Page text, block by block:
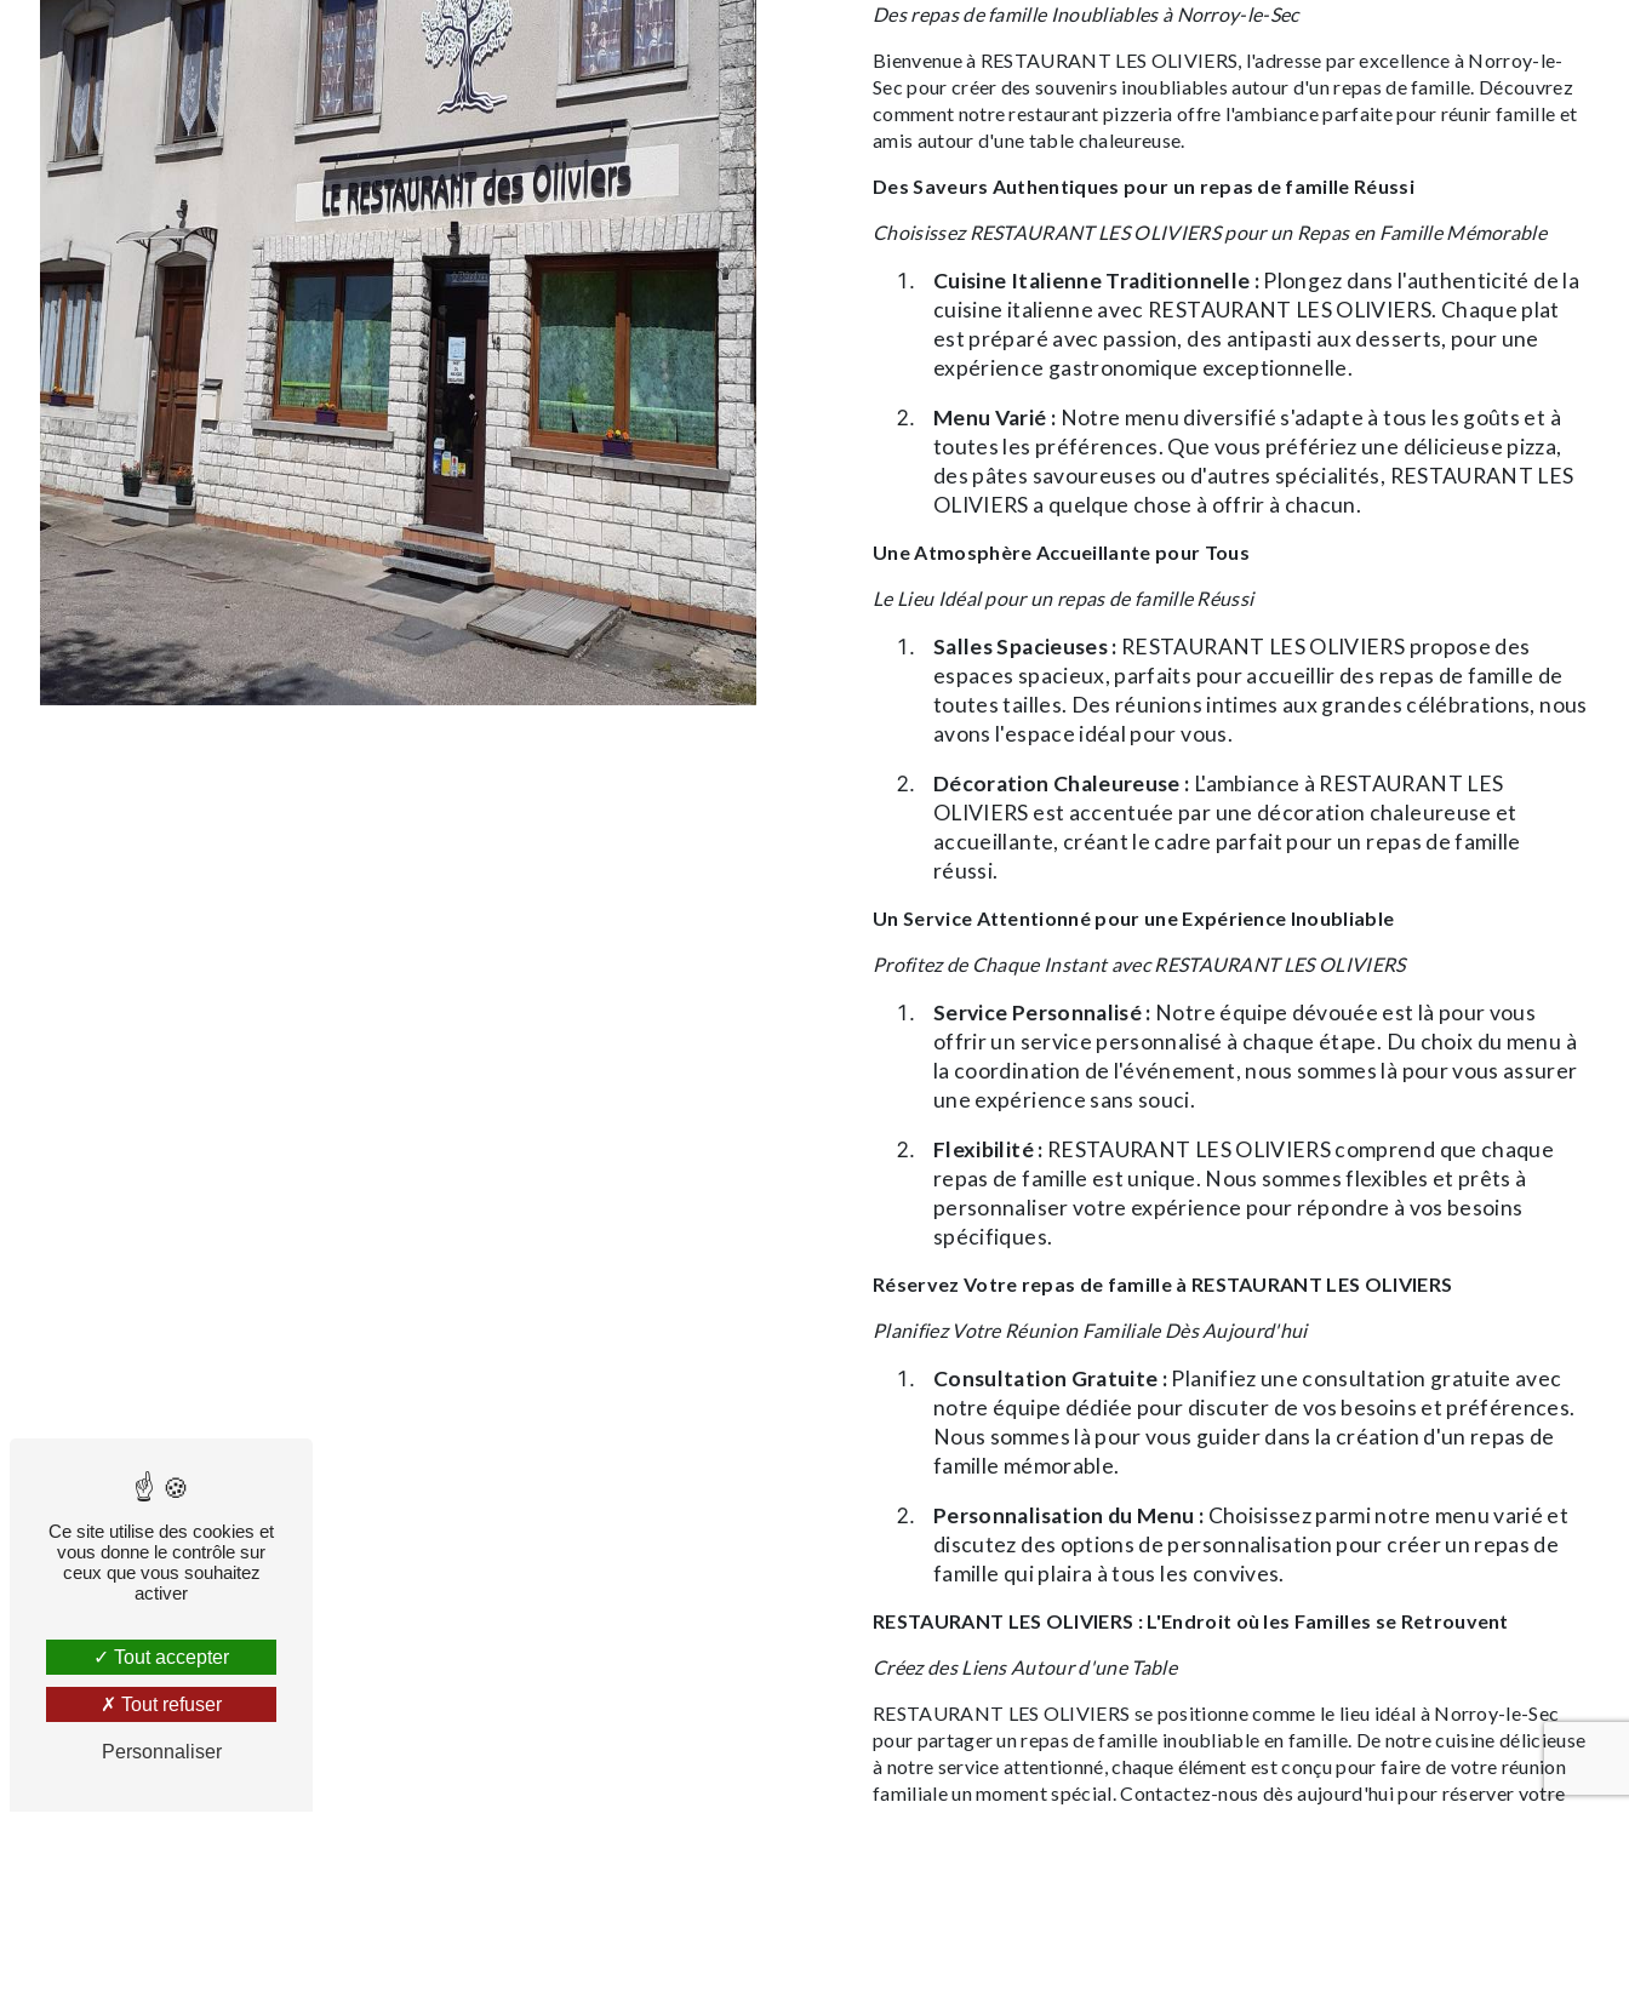
Des repas de famille Inoubliables à Norroy-le-Sec
Bienvenue à RESTAURANT LES OLIVIERS, l'adresse par excellence à Norroy-le-
Sec pour créer des souvenirs inoubliables autour d'un repas de famille. Découvrez
comment notre restaurant pizzeria offre l'ambiance parfaite pour réunir famille et
amis autour d'une table chaleureuse.
Des Saveurs Authentiques pour un repas de famille Réussi
Choisissez RESTAURANT LES OLIVIERS pour un Repas en Famille Mémorable
Cuisine Italienne Traditionnelle :Plongez dans l'authenticité de la
cuisine italienne avec RESTAURANT LES OLIVIERS. Chaque plat
est préparé avec passion, des antipasti aux desserts, pour une
expérience gastronomique exceptionnelle.
Menu Varié : Notre menu diversifié s'adapte à tous les goûts et à
toutes les préférences. Que vous préfériez une délicieuse pizza,
des pâtes savoureuses ou d'autres spécialités, RESTAURANT LES
OLIVIERS a quelque chose à offrir à chacun.
Une Atmosphère Accueillante pour Tous
Le Lieu Idéal pour un repas de famille Réussi
Salles Spacieuses : RESTAURANT LES OLIVIERS propose des
espaces spacieux, parfaits pour accueillir des repas de famille de
toutes tailles. Des réunions intimes aux grandes célébrations, nous
avons l'espace idéal pour vous.
Décoration Chaleureuse : L'ambiance à RESTAURANT LES
OLIVIERS est accentuée par une décoration chaleureuse et
accueillante, créant le cadre parfait pour un repas de famille
réussi.
Un Service Attentionné pour une Expérience Inoubliable
Profitez de Chaque Instant avec RESTAURANT LES OLIVIERS
Service Personnalisé : Notre équipe dévouée est là pour vous
offrir un service personnalisé à chaque étape. Du choix du menu à
la coordination de l'événement, nous sommes là pour vous assurer
une expérience sans souci.
Flexibilité : RESTAURANT LES OLIVIERS comprend que chaque
repas de famille est unique. Nous sommes flexibles et prêts à
personnaliser votre expérience pour répondre à vos besoins
spécifiques.
Réservez Votre repas de famille à RESTAURANT LES OLIVIERS
Planifiez Votre Réunion Familiale Dès Aujourd'hui
Consultation Gratuite : Planifiez une consultation gratuite avec
notre équipe dédiée pour discuter de vos besoins et préférences.
Nous sommes là pour vous guider dans la création d'un repas de
famille mémorable.
Personnalisation du Menu : Choisissez parmi notre menu varié et
discutez des options de personnalisation pour créer un repas de
famille qui plaira à tous les convives.
RESTAURANT LES OLIVIERS : L'Endroit où les Familles se Retrouvent
Créez des Liens Autour d'une Table
RESTAURANT LES OLIVIERS se positionne comme le lieu idéal à Norroy-le-Sec
pour partager un repas de famille inoubliable en famille. De notre cuisine délicieuse
à notre service attentionné, chaque élément est conçu pour faire de votre réunion
familiale un moment spécial. Contactez-nous dès aujourd'hui pour réserver votre
Ce site utilise des cookies et
vous donne le contrôle sur
ceux que vous souhaitez
activer
Tout accepter
Tout refuser
Personnaliser